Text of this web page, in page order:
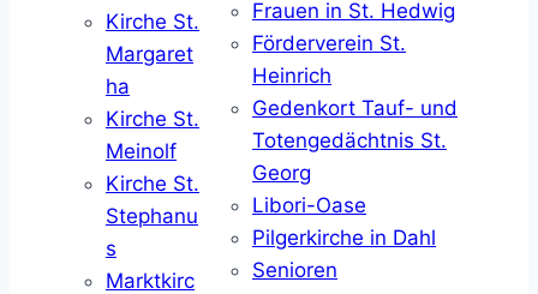
Kirche St.
Margaret
ha
Kirche St.
Meinolf
Kirche St.
Stephanu
s
Marktkirc
Frauen in St. Hedwig
Förderverein St.
Heinrich
Gedenkort Tauf- und
Totengedächtnis St.
Georg
Libori-Oase
Pilgerkirche in Dahl
Senioren